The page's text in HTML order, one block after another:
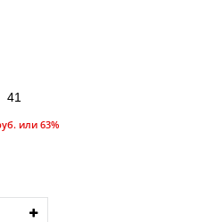
41
или 63%